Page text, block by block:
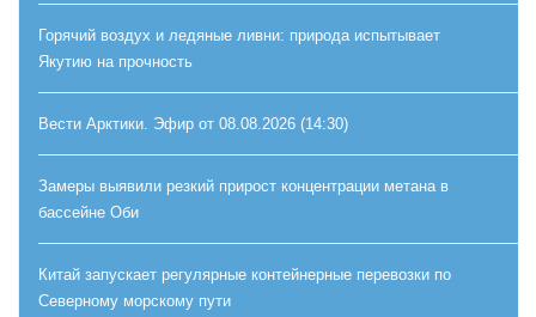
Горячий воздух и ледяные ливни: природа испытывает
Якутию на прочность
Вести Арктики. Эфир от 08.08.2026 (14:30)
Замеры выявили резкий прирост концентрации метана в
бассейне Оби
Китай запускает регулярные контейнерные перевозки по
Северному морскому пути